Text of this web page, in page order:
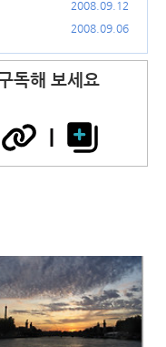
2008.09.12
2008.09.06
독해 보세요